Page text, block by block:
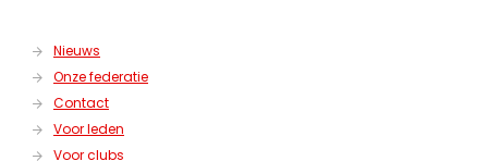
Nieuws
Onze federatie
Contact
Voor leden
Voor clubs